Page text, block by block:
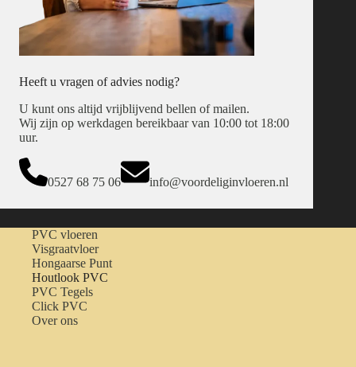
Heeft u vragen of advies nodig?
U kunt ons altijd vrijblijvend bellen of mailen.
Wij zijn op werkdagen bereikbaar van 10:00 tot 18:00
uur.
0527 68 75 06 info@voordeliginvloeren.nl
PVC vloeren
Visgraatvloer
Hongaarse Punt
Houtlook PVC
PVC Tegels
Click PVC
Over ons